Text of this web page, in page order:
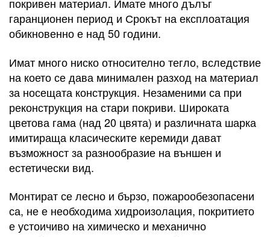
гаранционен период и Срокът на експлоатация
обикновенно е над 50 години.
Имат много ниско относително тегло, вследствие
на което се дава минимален разход на материал
за носещата конструкция. Незаменими са при
реконструкция на стари покриви. Широката
цветова гама (над 20 цвята) и различната шарка
имитираща класическите керемиди дават
възможност за разнообразие на външен и
естетически вид.
Монтират се лесно и бързо, пожарообезопасени
са, не е необходима хидроизолация, покритието
е устоичиво на химическо и механично